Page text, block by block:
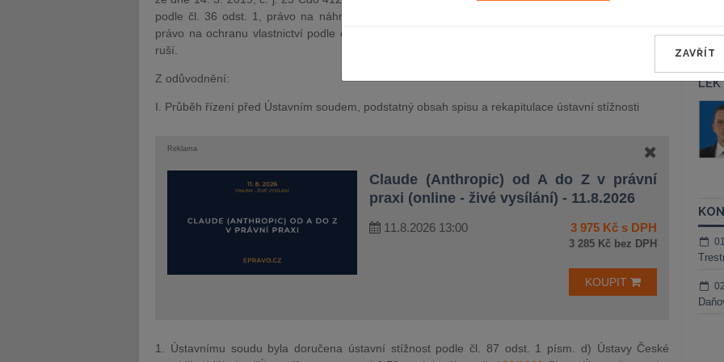
podle čl. 36 odst. 1, právo na náhradu škody za nesprávný úřední postup podle čl. 36 odst. 3 a
právo na ochranu vlastnictví podle čl. 11 Listiny základních práv svobod. Tato rozhodnutí se proto
ruší.
Z odůvodnění:
I. Průběh řízení před Ústavním soudem, podstatný obsah spisu a rekapitulace ústavní stížnosti
Reklama
Claude (Anthropic) od A do Z v právní
praxi (online - živé vysílání) - 11.8.2026
11.8.2026 13:00 3 975 Kč s DPH
3 285 Kč bez DPH
KOUPIT
1. Ústavnímu soudu byla doručena ústavní stížnost podle čl. 87 odst. 1 písm. d) Ústavy České
JUDr. Tomáš Nielsen
JUDr. Tomáš Sokol
JUDr. Martin Maisner, Ph.D.,
ZAVŘÍT